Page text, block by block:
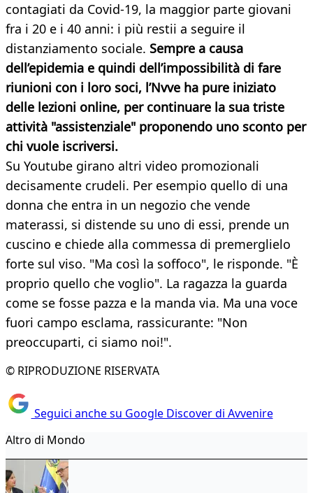
contagiati da Covid-19, la maggior parte giovani
fra i 20 e i 40 anni: i più restii a seguire il
distanziamento sociale. Sempre a causa
dell’epidemia e quindi dell’impossibilità di fare
riunioni con i loro soci, l’Nvve ha pure iniziato
delle lezioni online, per continuare la sua triste
attività "assistenziale" proponendo uno sconto per
chi vuole iscriversi.
Su Youtube girano altri video promozionali
decisamente crudeli. Per esempio quello di una
donna che entra in un negozio che vende
materassi, si distende su uno di essi, prende un
cuscino e chiede alla commessa di premerglielo
forte sul viso. "Ma così la soffoco", le risponde. "È
proprio quello che voglio". La ragazza la guarda
come se fosse pazza e la manda via. Ma una voce
fuori campo esclama, rassicurante: "Non
preoccuparti, ci siamo noi!".
© RIPRODUZIONE RISERVATA
Seguici anche su Google Discover di Avvenire
Altro di Mondo